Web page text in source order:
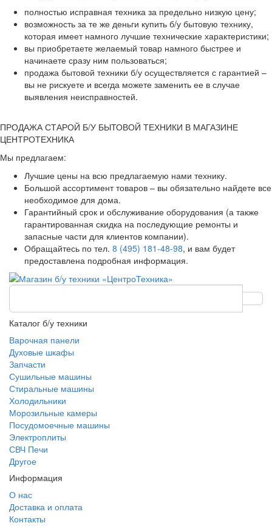
полностью исправная техника за предельно низкую цену;
возможность за те же деньги купить б/у бытовую технику,
которая имеет намного лучшие технические характеристики;
вы приобретаете желаемый товар намного быстрее и
начинаете сразу ним пользоваться;
продажа бытовой техники б/у осуществляется с гарантией –
вы не рискуете и всегда можете заменить ее в случае
выявления неисправностей.
ПРОДАЖА СТАРОЙ Б/У БЫТОВОЙ ТЕХНИКИ В МАГАЗИНЕ
ЦЕНТРОТЕХНИКА
Мы предлагаем:
Лучшие цены на всю предлагаемую нами технику.
Большой ассортимент товаров – вы обязательно найдете все
необходимое для дома.
Гарантийный срок и обслуживание оборудования (а также
гарантированная скидка на последующие ремонты и
запасные части для клиентов компании).
Обращайтесь по тел. 8 (495) 181-48-98, и вам будет
предоставлена подробная информация.
Каталог б/у техники
Варочная панели
Духовые шкафы
Запчасти
Сушильные машины
Стиральные машины
Холодильники
Морозильные камеры
Посудомоечные машины
Электроплиты
СВЧ Печи
Другое
Информация
О нас
Доставка и оплата
Контакты